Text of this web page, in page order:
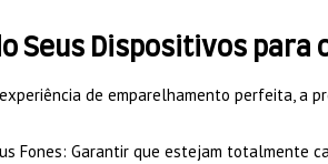
Seus Dispositivos para
de emparelhamento perfeita, a
Fones: Garantir que estejam totalmente